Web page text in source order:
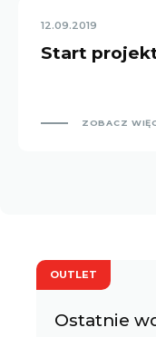
12.09.2019
Start
ZOBACZ
OUTLET
Ostatnie